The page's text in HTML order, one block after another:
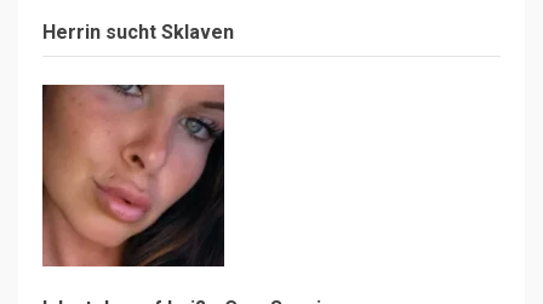
Herrin sucht Sklaven